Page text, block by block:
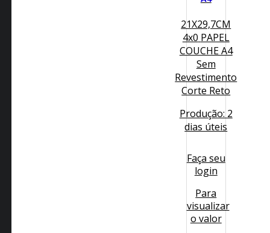
21X29,7CM
4x0 PAPEL
COUCHE A4
Sem
Revestimento
Corte Reto
Produção: 2
dias úteis
Faça seu
login
Para
visualizar
o valor